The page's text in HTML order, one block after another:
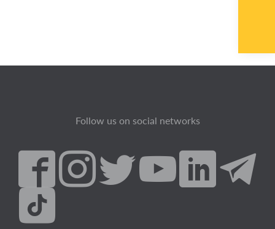
Follow us on social networks